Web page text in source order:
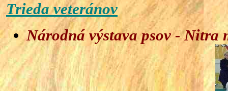
Trieda veteránov
Národná výstava psov - Nitra